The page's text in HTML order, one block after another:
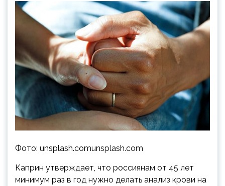
Фото: unsplash.comunsplash.com
Каприн утверждает, что россиянам от 45 лет
минимум раз в год нужно делать анализ крови на